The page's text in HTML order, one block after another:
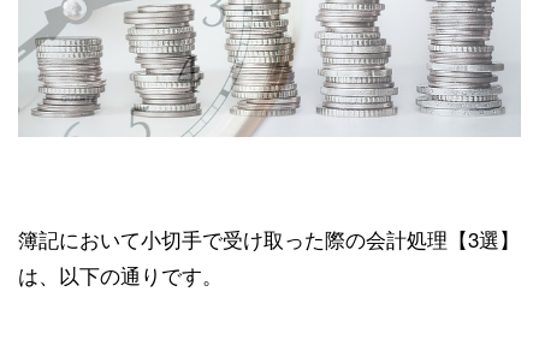
簿記において小切手で受け取った際の会計処理【3選】
は、以下の通りです。